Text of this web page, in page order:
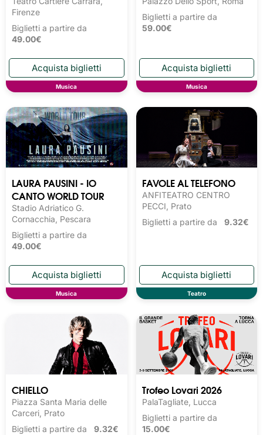
Firenze
Biglietti a partire da
49.00€
Musica
Biglietti a partire da
59.00€
Musica
LAURA PAUSINI - IO
CANTO WORLD TOUR
Stadio Adriatico G.
Cornacchia, Pescara
Biglietti a partire da
49.00€
Musica
FAVOLE AL TELEFONO
ANFITEATRO CENTRO
PECCI, Prato
Biglietti a partire da 9.32€
Teatro
CHIELLO
Piazza Santa Maria delle
Carceri, Prato
Biglietti a partire da 9.32€
Trofeo Lovari 2026
PalaTagliate, Lucca
Biglietti a partire da
15.00€